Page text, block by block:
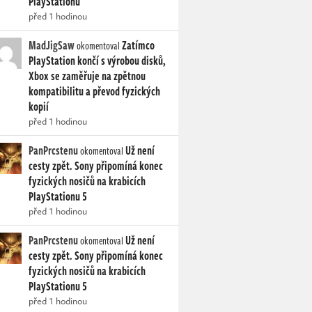
před 1 hodinou
MadJigSawokomentovalZatímco
PlayStation končí s výrobou disků,
Xbox se zaměřuje na zpětnou
kompatibilitu a převod fyzických
kopií
před 1 hodinou
PanPrcstenuokomentovalUž není
cesty zpět. Sony připomíná konec
fyzických nosičů na krabicích
PlayStationu 5
před 1 hodinou
PanPrcstenuokomentovalUž není
cesty zpět. Sony připomíná konec
fyzických nosičů na krabicích
PlayStationu 5
před 1 hodinou